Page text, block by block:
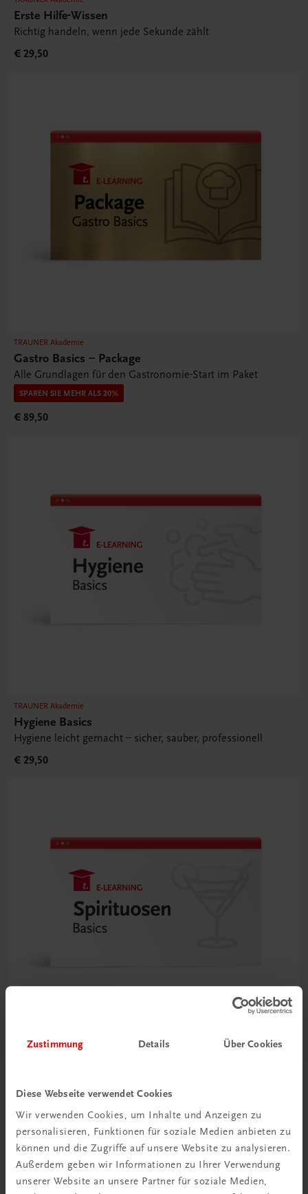
Zustimmung Details Über Cookies
Diese Webseite verwendet Cookies
Wir verwenden Cookies, um Inhalte und Anzeigen zu
personalisieren, Funktionen für soziale Medien anbieten zu
können und die Zugriffe auf unsere Website zu analysieren.
Außerdem geben wir Informationen zu Ihrer Verwendung
unserer Website an unsere Partner für soziale Medien,
Erste Hilfe-Wissen
Richtig handeln, wenn jede Sekunde zählt
€ 29,50
TRAUNER Akademie
Gastro Basics – Package
Alle Grundlagen für den Gastronomie-Start im Paket
SPAREN SIE MEHR ALS 20%
€ 89,50
TRAUNER Akademie
Hygiene Basics
Hygiene leicht gemacht – sicher, sauber, professionell
€ 29,50
TRAUNER Akademie